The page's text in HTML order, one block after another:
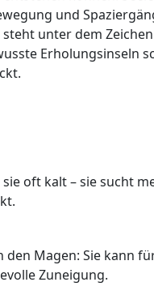
und
unter dem
Erholungsinseln
oft kalt – sie sucht
den Magen: Sie kann
Zuneigung.